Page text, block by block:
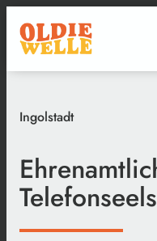
Ingolstadt